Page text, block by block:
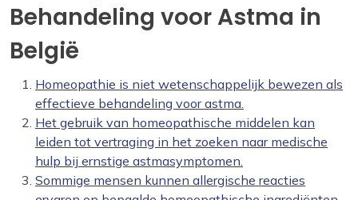
Behandeling voor Astma in
België
Homeopathie is niet wetenschappelijk bewezen als
effectieve behandeling voor astma.
Het gebruik van homeopathische middelen kan
leiden tot vertraging in het zoeken naar medische
hulp bij ernstige astmasymptomen.
Sommige mensen kunnen allergische reacties